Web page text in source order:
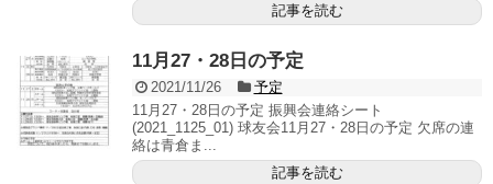
記事を読む
11月27・28日の予定
2021/11/26
予定
11月27・28日の予定 振興会連絡シート
(2021_1125_01) 球友会11月27・28日の予定 欠席の連
絡は青倉ま...
記事を読む